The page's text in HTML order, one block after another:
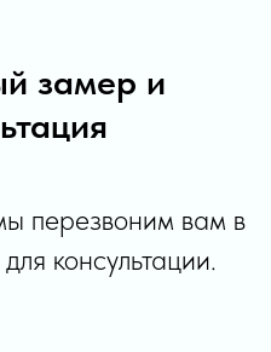
замер и
перезвоним вам в
консультации.